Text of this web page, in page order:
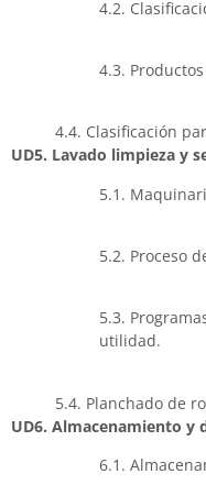
4.2.
4.3.
4.4. Clasificación
UD5. Lavado limpieza y
5.1.
5.2. Proceso
5.3.
utilidad.
5.4. Planchado de
UD6. Almacenamiento
6.1.